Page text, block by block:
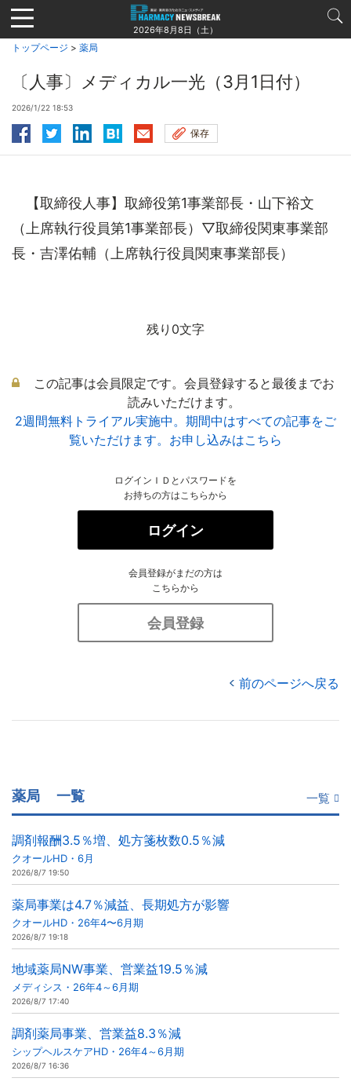
Jump
to
navigation
2026年8月8日（土）
トップページ > 薬局
〔人事〕メディカル一光（3月1日付）
2026/1/22 18:53
保存
【取締役人事】取締役第1事業部長・山下裕文
（上席執行役員第1事業部長）▽取締役関東事業部
長・吉澤佑輔（上席執行役員関東事業部長）
残り0文字
この記事は会員限定です。会員登録すると最後までお
読みいただけます。
2週間無料トライアル実施中。期間中はすべての記事をご
覧いただけます。お申し込みはこちら
ログインＩＤとパスワードを
お持ちの方はこちらから
ログイン
会員登録がまだの方は
こちらから
会員登録
前のページへ戻る
薬局 一覧 一覧
調剤報酬3.5％増、処方箋枚数0.5％減
クオールHD・6月
2026/8/7 19:50
薬局事業は4.7％減益、長期処方が影響
クオールHD・26年4〜6月期
2026/8/7 19:18
地域薬局NW事業、営業益19.5％減
メディシス・26年4～6月期
2026/8/7 17:40
調剤薬局事業、営業益8.3％減
シップヘルスケアHD・26年4～6月期
2026/8/7 16:36